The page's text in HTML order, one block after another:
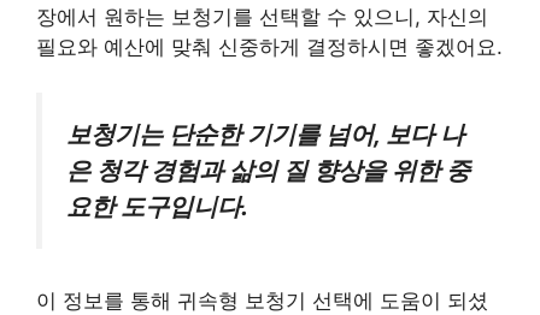
장에서 원하는 보청기를 선택할 수 있으니, 자신의
필요와 예산에 맞춰 신중하게 결정하시면 좋겠어요.
보청기는 단순한 기기를 넘어, 보다 나
은 청각 경험과 삶의 질 향상을 위한 중
요한 도구입니다.
이 정보를 통해 귀속형 보청기 선택에 도움이 되셨